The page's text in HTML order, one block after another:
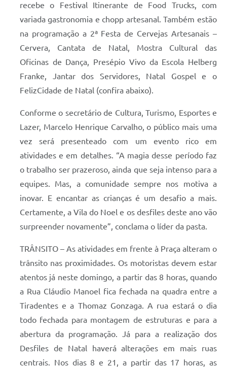
recebe o Festival Itinerante de Food Trucks, com
variada gastronomia e chopp artesanal. Também estão
na programação a 2ª Festa de Cervejas Artesanais –
Cervera, Cantata de Natal, Mostra Cultural das
Oficinas de Dança, Presépio Vivo da Escola Helberg
Franke, Jantar dos Servidores, Natal Gospel e o
FelizCidade de Natal (confira abaixo).
Conforme o secretário de Cultura, Turismo, Esportes e
Lazer, Marcelo Henrique Carvalho, o público mais uma
vez será presenteado com um evento rico em
atividades e em detalhes. “A magia desse período faz
o trabalho ser prazeroso, ainda que seja intenso para a
equipes. Mas, a comunidade sempre nos motiva a
inovar. E encantar as crianças é um desafio a mais.
Certamente, a Vila do Noel e os desfiles deste ano vão
surpreender novamente”, conclama o líder da pasta.
TRÂNSITO – As atividades em frente à Praça alteram o
trânsito nas proximidades. Os motoristas devem estar
atentos já neste domingo, a partir das 8 horas, quando
a Rua Cláudio Manoel fica fechada na quadra entre a
Tiradentes e a Thomaz Gonzaga. A rua estará o dia
todo fechada para montagem de estruturas e para a
abertura da programação. Já para a realização dos
Desfiles de Natal haverá alterações em mais ruas
centrais. Nos dias 8 e 21, a partir das 17 horas, as